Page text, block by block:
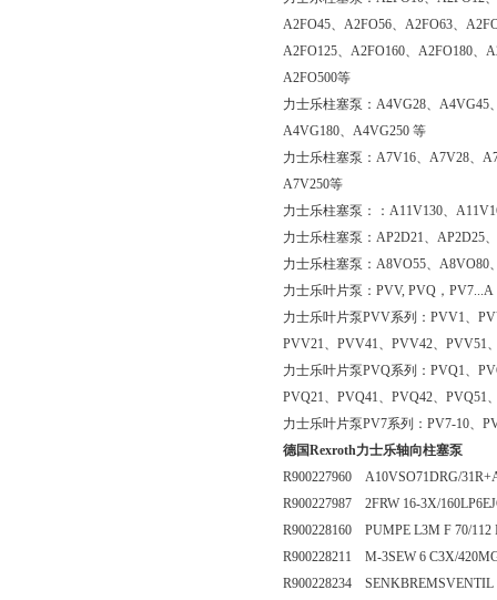
A2FO45、A2FO56、A2FO63、
A2FO125、A2FO160、A2FO180、
A2FO500等
力士乐柱塞泵：A4VG28、A4VG45
A4VG180、A4VG250 等
力士乐柱塞泵：A7V16、A7V28、
A7V250等
力士乐柱塞泵：：A11V130、
力士乐柱塞泵：AP2D21、AP2D25
力士乐柱塞泵：A8VO55、A8VO80
力士乐叶片泵：PVV, PVQ，
力士乐叶片泵PVV系列：PVV1、
PVV21、PVV41、PVV42、PVV51
力士乐叶片泵PVQ系列：PVQ1、
PVQ21、PVQ41、PVQ42、PVQ51
力士乐叶片泵PV7系列：PV7-10、
德国Rexroth力士乐轴向柱塞泵
R900227960 A10VSO71DRG/
R900227987 2FRW 16-3X/
R900228160 PUMPE L3M F 70/
R900228211 M-3SEW 6 C3X/
R900228234